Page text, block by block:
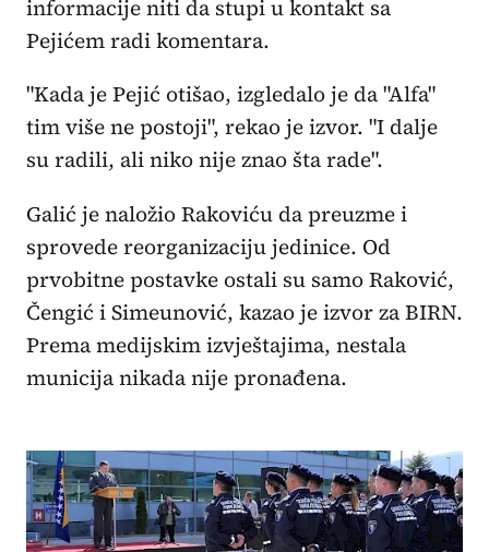
informacije niti da stupi u kontakt sa
Pejićem radi komentara.
"Kada je Pejić otišao, izgledalo je da "Alfa"
tim više ne postoji", rekao je izvor. "I dalje
su radili, ali niko nije znao šta rade".
Galić je naložio Rakoviću da preuzme i
sprovede reorganizaciju jedinice. Od
prvobitne postavke ostali su samo Raković,
Čengić i Simeunović, kazao je izvor za BIRN.
Prema medijskim izvještajima, nestala
municija nikada nije pronađena.